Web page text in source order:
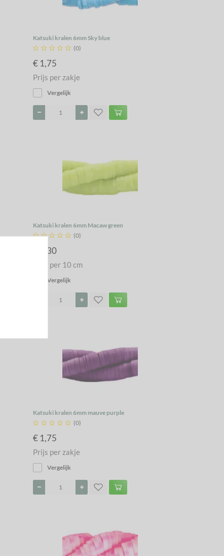
Katsuki kralen 6mm Sky blue
     (0)
€ 1,75
Prijs per zakje
Vergelijk
Katsuki kralen 6mm Macaw green
    (0)
€ 1,30
Prijs per 10 cm
Vergelijk
Katsuki kralen 6mm mauve purple
     (0)
€ 1,75
Prijs per zakje
Vergelijk